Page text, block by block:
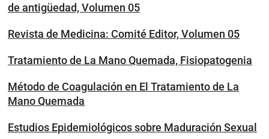
de antigüedad, Volumen 05
Revista de Medicina: Comité Editor, Volumen 05
Tratamiento de La Mano Quemada, Fisiopatogenia
Método de Coagulación en El Tratamiento de La
Mano Quemada
Estudios Epidemiológicos sobre Maduración Sexual